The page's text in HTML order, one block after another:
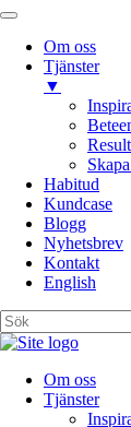
Om oss
Tjänster
▼
Habitud
Kundcase
Blogg
Nyhetsbrev
Kontakt
English
Om oss
Tjänster